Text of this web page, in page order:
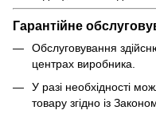
Гарантійне
Обслуговування
центрах виробника.
У разі необхідності
товару згідно із